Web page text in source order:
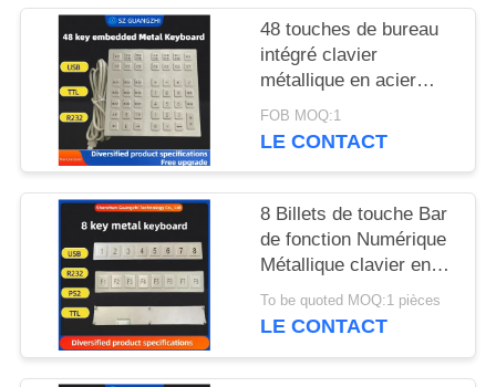
PRIVACY
POLICY
48 touches de bureau
intégré clavier
métallique en acier
inoxydable interface
USB GZ-B035013
FOB MOQ:1
LE CONTACT
8 Billets de touche Bar
de fonction Numérique
Métallique clavier en
acier inoxydable 304
Side Key Pinpad
To be quoted MOQ:1 pièces
LE CONTACT